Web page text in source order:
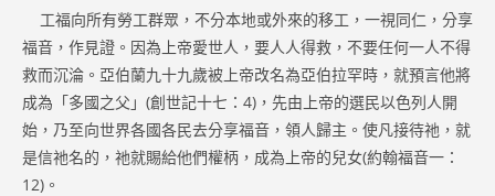
工福向所有勞工群眾，不分本地或外來的移工，一視同仁，分享
福音，作見證。因為上帝愛世人，要人人得救，不要任何一人不得
救而沉淪。亞伯蘭九十九歲被上帝改名為亞伯拉罕時，就預言他將
成為「多國之父」(創世記十七：4)，先由上帝的選民以色列人開
始，乃至向世界各國各民去分享福音，領人歸主。使凡接待祂，就
是信祂名的，祂就賜給他們權柄，成為上帝的兒女(約翰福音一：
12)。